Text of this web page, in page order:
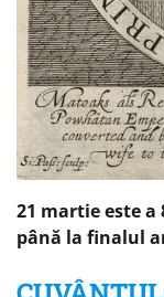
21 martie este a
până la finalul